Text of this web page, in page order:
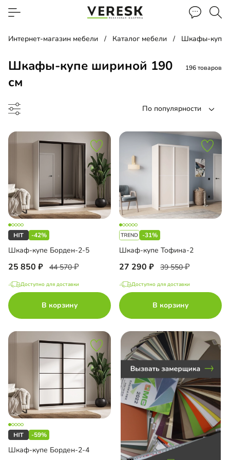
Интернет-магазин мебели Каталог мебели Шкафы-купе
Шкафы-купе шириной 190
см
196 товаров
По популярности
купе
купе угловой
шкаф-купе
до
до
до
-42%
Шкаф-купе Борден-2-5
25 850 44 570
Доступно для доставки
В корзину
-31%
Шкаф-купе Тофина-2
27 290 39 550
Доступно для доставки
В корзину
-59%
Шкаф-купе Борден-2-4